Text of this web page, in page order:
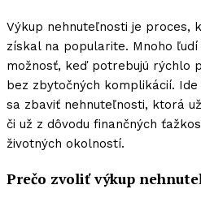
Výkup nehnuteľnosti je proces,
získal na popularite. Mnoho
možnosť, keď potrebujú rýchlo
bez zbytočných komplikácií.
sa zbaviť nehnuteľnosti, ktorá
či už z dôvodu finančných
životných okolností.
Prečo zvoliť výkup